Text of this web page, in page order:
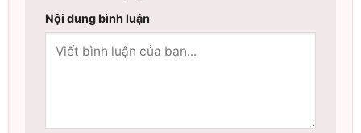
Nội dung bình luận